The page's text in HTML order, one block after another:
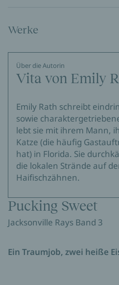
Werke
Über die Autorin
Vita von Emily
Emily Rath schreibt
sowie
lebt sie mit ihrem Mann,
Katze (die häufig
hat) in Florida. Sie
die lokalen Strände auf
Haifischzähnen.
Pucking Sweet
Jacksonville Rays Band 3
Ein Traumjob, zwei heiße